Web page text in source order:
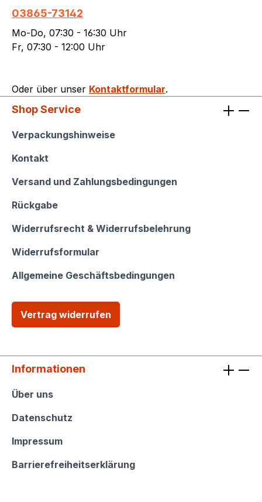
03865-73142
Mo-Do, 07:30 - 16:30 Uhr
Fr, 07:30 - 12:00 Uhr
Oder über unser Kontaktformular.
Shop Service
Shop Service
Verpackungshinweise
Kontakt
Versand und Zahlungsbedingungen
Rückgabe
Widerrufsrecht & Widerrufsbelehrung
Widerrufsformular
Allgemeine Geschäftsbedingungen
Vertrag widerrufen
Informationen
Informationen
Über uns
Datenschutz
Impressum
Barrierefreiheitserklärung